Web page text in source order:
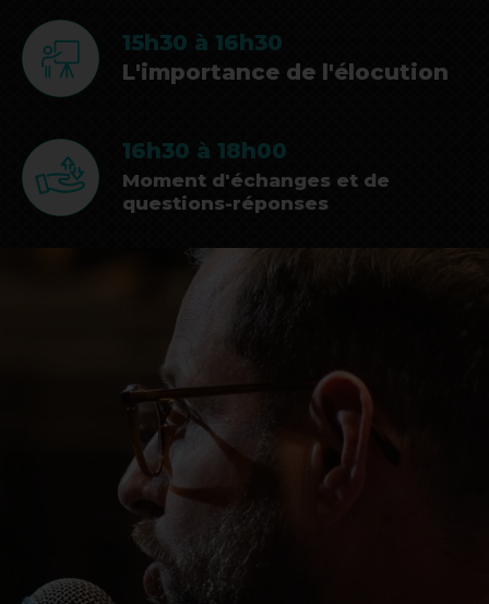
15h30 à 16h30
L'importance de l'élocution
16h30 à 18h00
Moment d'échanges et de
questions-réponses